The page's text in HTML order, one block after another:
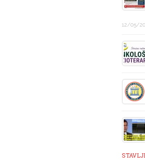
12/05/